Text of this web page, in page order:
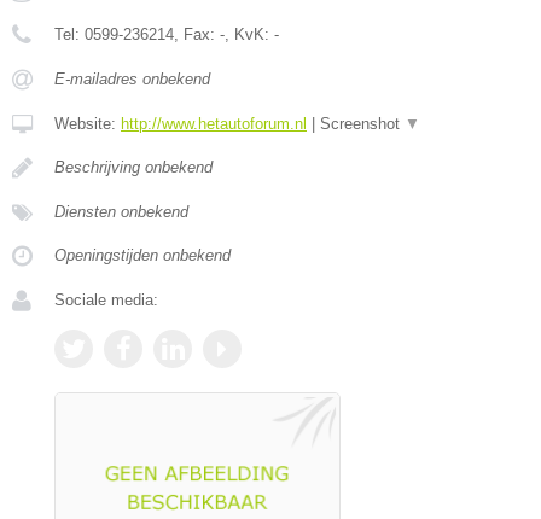
Tel: 0599-236214 , Fax: - , KvK: -
E-mailadres onbekend
Website: http://www.hetautoforum.nl | Screenshot ▼
Beschrijving onbekend
Diensten onbekend
Openingstijden onbekend
Sociale media: